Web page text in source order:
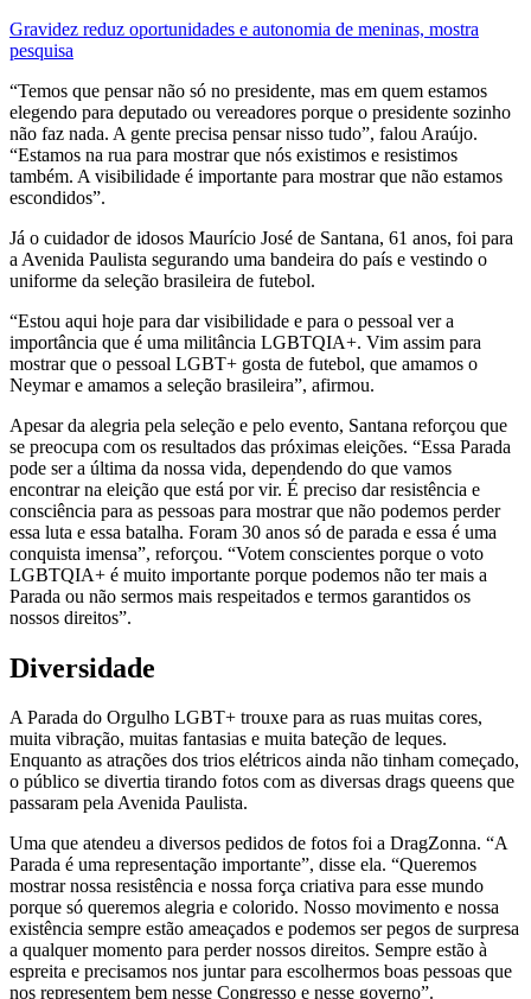
Gravidez reduz oportunidades e autonomia de meninas, mostra
pesquisa
“Temos que pensar não só no presidente, mas em quem estamos
elegendo para deputado ou vereadores porque o presidente sozinho
não faz nada. A gente precisa pensar nisso tudo”, falou Araújo.
“Estamos na rua para mostrar que nós existimos e resistimos
também. A visibilidade é importante para mostrar que não estamos
escondidos”.
Já o cuidador de idosos Maurício José de Santana, 61 anos, foi para
a Avenida Paulista segurando uma bandeira do país e vestindo o
uniforme da seleção brasileira de futebol.
“Estou aqui hoje para dar visibilidade e para o pessoal ver a
importância que é uma militância LGBTQIA+. Vim assim para
mostrar que o pessoal LGBT+ gosta de futebol, que amamos o
Neymar e amamos a seleção brasileira”, afirmou.
Apesar da alegria pela seleção e pelo evento, Santana reforçou que
se preocupa com os resultados das próximas eleições. “Essa Parada
pode ser a última da nossa vida, dependendo do que vamos
encontrar na eleição que está por vir. É preciso dar resistência e
consciência para as pessoas para mostrar que não podemos perder
essa luta e essa batalha. Foram 30 anos só de parada e essa é uma
conquista imensa”, reforçou. “Votem conscientes porque o voto
LGBTQIA+ é muito importante porque podemos não ter mais a
Parada ou não sermos mais respeitados e termos garantidos os
nossos direitos”.
Diversidade
A Parada do Orgulho LGBT+ trouxe para as ruas muitas cores,
muita vibração, muitas fantasias e muita bateção de leques.
Enquanto as atrações dos trios elétricos ainda não tinham começado,
o público se divertia tirando fotos com as diversas drags queens que
passaram pela Avenida Paulista.
Uma que atendeu a diversos pedidos de fotos foi a DragZonna. “A
Parada é uma representação importante”, disse ela. “Queremos
mostrar nossa resistência e nossa força criativa para esse mundo
porque só queremos alegria e colorido. Nosso movimento e nossa
existência sempre estão ameaçados e podemos ser pegos de surpresa
a qualquer momento para perder nossos direitos. Sempre estão à
espreita e precisamos nos juntar para escolhermos boas pessoas que
nos representem bem nesse Congresso e nesse governo”.